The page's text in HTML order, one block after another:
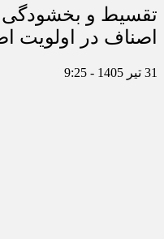
تقسیط و بخشودگی
اصناف در اولویت
31 تیر 1405 - 9:25